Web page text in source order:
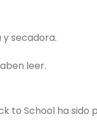
y secadora.
leer.
to School ha